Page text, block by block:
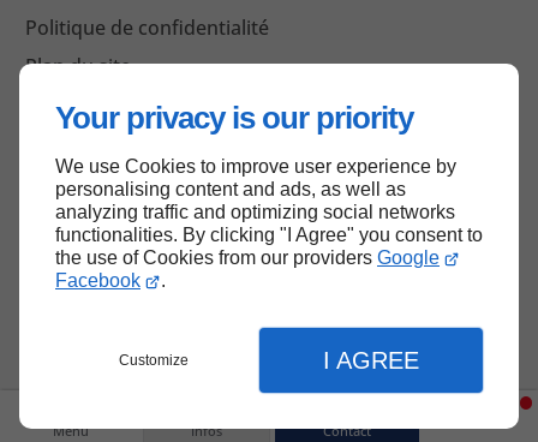
Your privacy is our priority
We use Cookies to improve user experience by
personalising content and ads, as well as
analyzing traffic and optimizing social networks
functionalities. By clicking "I Agree" you consent to
the use of Cookies from our providers Google
Facebook
.
Customize I AGREE
Menu Infos Contact
Politique de confidentialité
Plan du site
Haut de page